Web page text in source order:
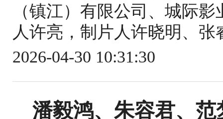
（镇江）有限公司、城际
人许亮，制片人许晓明、
2026-04-30 10:31:30
潘毅鸿、朱容君、